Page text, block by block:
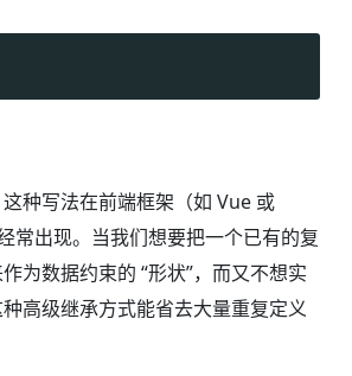
种写法在前端框架（如 Vue 或
常出现。当我们想要把一个已有的复
为数据约束的 “形状”，而又不想实
高级继承方式能省去大量重复定义